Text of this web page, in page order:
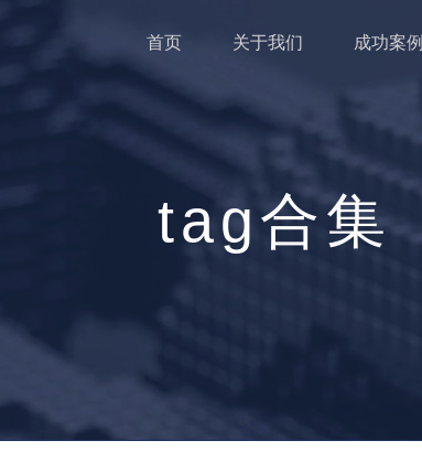
首页 关于我们 成功案例
tag合集